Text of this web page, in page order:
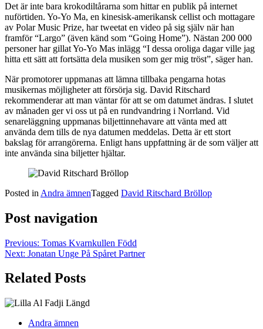
Det är inte bara krokodiltårarna som hittar en publik på internet
nuförtiden. Yo-Yo Ma, en kinesisk-amerikansk cellist och mottagare
av Polar Music Prize, har tweetat en video på sig själv när han
framför “Largo” (även känd som “Going Home”). Nästan 200 000
personer har gillat Yo-Yo Mas inlägg “I dessa oroliga dagar ville jag
hitta ett sätt att fortsätta dela musiken som ger mig tröst”, säger han.
När promotorer uppmanas att lämna tillbaka pengarna hotas
musikernas möjligheter att försörja sig. David Ritschard
rekommenderar att man väntar för att se om datumet ändras. I slutet
av månaden ger vi oss ut på en rundvandring i Norrland. Vid
senareläggning uppmanas biljettinnehavare att vänta med att
använda dem tills de nya datumen meddelas. Detta är ett stort
bakslag för arrangörerna. Enligt hans uppfattning är de som väljer att
inte använda sina biljetter hjältar.
Posted in Andra ämnenTagged David Ritschard Bröllop
Post navigation
Previous: Tomas Kvarnkullen Född
Next: Jonatan Unge På Spåret Partner
Related Posts
Andra ämnen